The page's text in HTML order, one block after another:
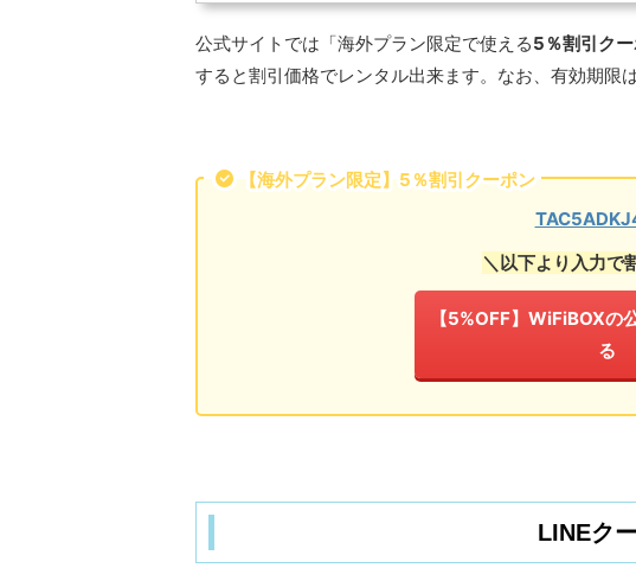
公式サイトでは「海外プラン限定で使える5％割引ク
すると割引価格でレンタル出来ます。なお、有効期限
【海外プラン限定】5％割引クーポン
＼以下より入力で
【5%OFF】WiFiBOXの
る
LINEク